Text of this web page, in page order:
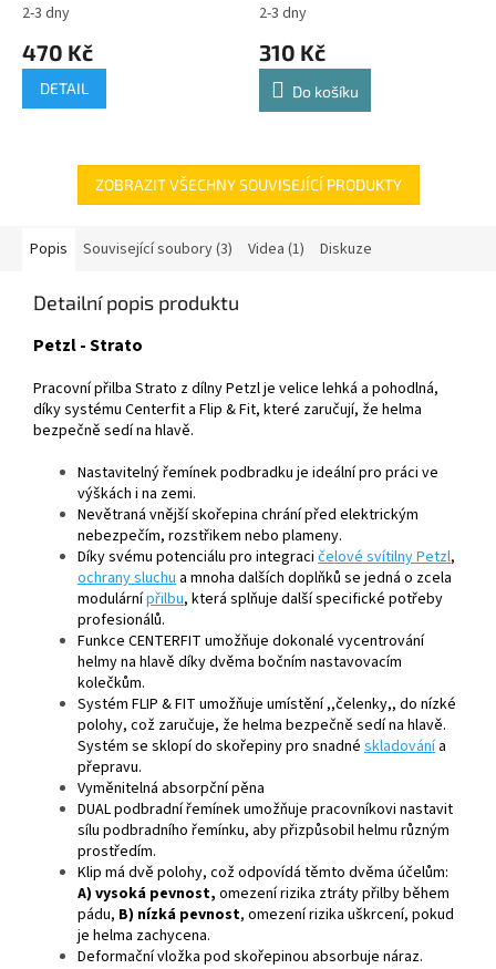
2-3 dny
470 Kč
DETAIL
2-3 dny
310 Kč
Do košíku
ZOBRAZIT VŠECHNY SOUVISEJÍCÍ PRODUKTY
Popis Související soubory (3) Videa (1) Diskuze
Detailní popis produktu
Petzl - Strato
Pracovní přilba Strato z dílny Petzl je velice lehká a pohodlná,
díky systému Centerfit a Flip & Fit, které zaručují, že helma
bezpečně sedí na hlavě.
Nastavitelný řemínek podbradku je ideální pro práci ve
výškách i na zemi.
Nevětraná vnější skořepina chrání před elektrickým
nebezpečím, rozstřikem nebo plameny.
Díky svému potenciálu pro integraci čelové svítilny Petzl,
ochrany sluchu a mnoha dalších doplňků se jedná o zcela
modulárnípřilbu, která splňuje další specifické potřeby
profesionálů.
Funkce CENTERFIT umožňuje dokonalé vycentrování
helmy na hlavě díky dvěma bočním nastavovacím
kolečkům.
Systém FLIP & FIT umožňuje umístění ,,čelenky,, do nízké
polohy, což zaručuje, že helma bezpečně sedí na hlavě.
Systém se sklopí do skořepiny pro snadné skladovánía
přepravu.
Vyměnitelná absorpční pěna
DUAL podbradní řemínek umožňuje pracovníkovi nastavit
sílu podbradního řemínku, aby přizpůsobil helmu různým
prostředím.
Klip má dvě polohy, což odpovídá těmto dvěma účelům:
A) vysoká pevnost, omezení rizika ztráty přilby během
pádu, B) nízká pevnost, omezení rizika uškrcení, pokud
je helma zachycena.
Deformační vložka pod skořepinou absorbuje náraz.